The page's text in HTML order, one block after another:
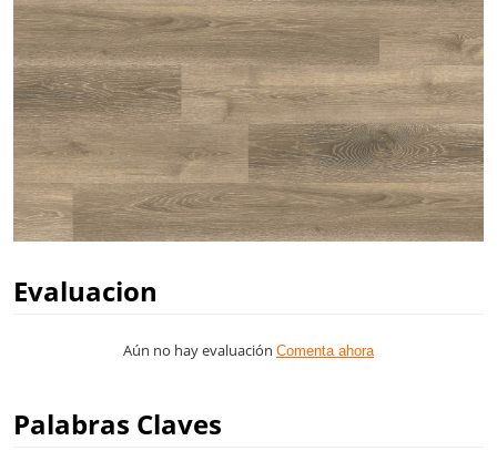
Evaluacion
Aún no hay evaluación Comenta ahora
Palabras Claves